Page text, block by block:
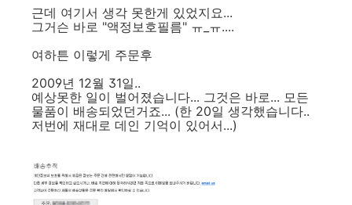
근데 여기서 생각 못한게 있었지요...
그거슨 바로 "액정보호필름" ㅠ_ㅠ....
여하튼 이렇게 주문후
2009년 12월 31일..
예상못한 일이 벌어졌습니다... 그것은 바로... 모든
물품이 배송되었던거죠... (한 20일 생각했습니다..
저번에 재대로 데인 기억이 있어서...)